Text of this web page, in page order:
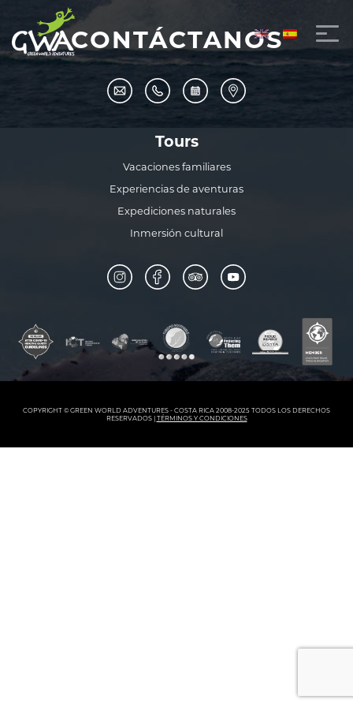
CONTÁCTANOS
Tours
Vacaciones familiares
Experiencias de aventuras
Expediciones naturales
Inmersión cultural
COPYRIGHT © GREEN WORLD ADVENTURES - COSTA RICA 2008-2025 TODOS LOS DERECHOS
RESERVADOS | TÉRMINOS Y CONDICIONES